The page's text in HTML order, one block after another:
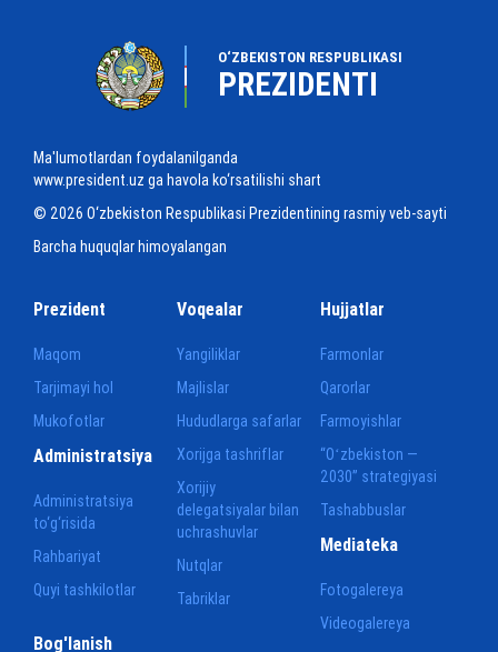
O‘ZBEKISTON RESPUBLIKASI
PREZIDENTI
Ma'lumotlardan foydalanilganda
www.president.uz ga havola ko‘rsatilishi shart
© 2026 O‘zbekiston Respublikasi Prezidentining rasmiy veb-sayti
Barcha huquqlar himoyalangan
Prezident
Maqom
Tarjimayi hol
Mukofotlar
Voqealar
Yangiliklar
Majlislar
Hududlarga safarlar
Xorijga tashriflar
Xorijiy
delegatsiyalar bilan
uchrashuvlar
Nutqlar
Tabriklar
Hujjatlar
Farmonlar
Qarorlar
Farmoyishlar
“Oʻzbekiston —
2030” strategiyasi
Tashabbuslar
Administratsiya
Administratsiya
to‘g‘risida
Rahbariyat
Quyi tashkilotlar
Mediateka
Fotogalereya
Videogalereya
Bog'lanish